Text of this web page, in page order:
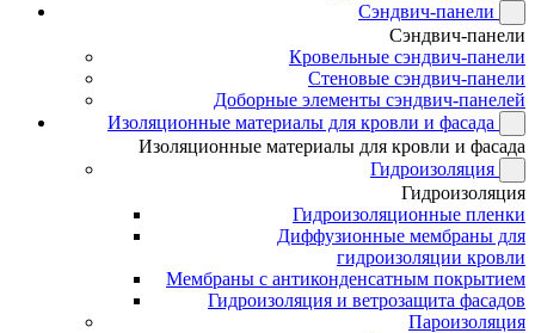
Сэндвич-панели
Сэндвич-панели
Кровельные сэндвич-панели
Стеновые сэндвич-панели
Доборные элементы сэндвич-панелей
Изоляционные материалы для кровли и фасада
Изоляционные материалы для кровли и фасада
Гидроизоляция
Гидроизоляция
Гидроизоляционные пленки
Диффузионные мембраны для
гидроизоляции кровли
Мембраны с антиконденсатным покрытием
Гидроизоляция и ветрозащита фасадов
Пароизоляция